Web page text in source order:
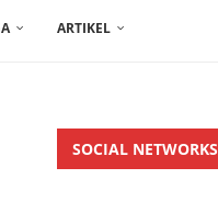
ARTIKEL
SOCIAL NETWORKS